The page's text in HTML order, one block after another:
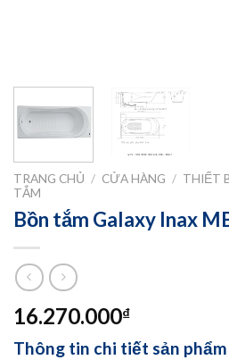
TRANG CHỦ / CỬA HÀNG / THIẾT
TẮM
Bồn tắm Galaxy Inax
16.270.000₫
Thông tin chi tiết sản phẩm